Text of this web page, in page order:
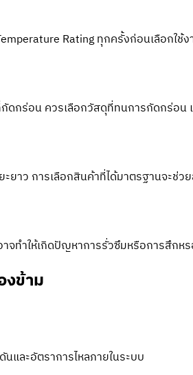
Rating ทุกครั้งก่อนเลือกใ
ดกร่อน ควรเลือกวัสดุที่ทนการกัดกร่อน
ยาว การเลือกสินค้าที่ได้มาตรฐานจะช่ว
ทำให้เกิดปัญหาการรั่วซึมหรือการสึกหร
งข้าม
และอัตราการไหลภายในระบบ